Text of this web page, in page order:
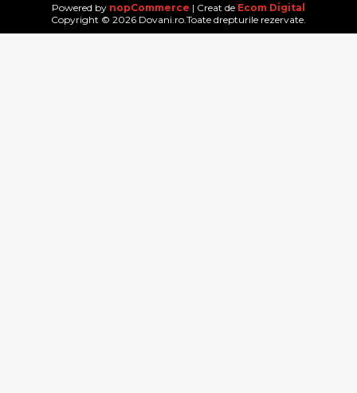
Powered by nopCommerce | Creat de Ecom Digital
Copyright © 2026 Dovani.ro.Toate drepturile rezervate.